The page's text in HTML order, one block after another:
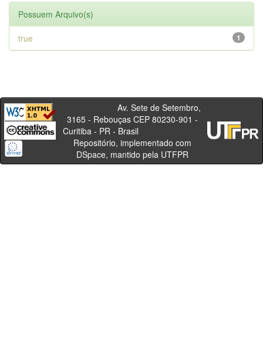
Possuem Arquivo(s)
1
true
Av. Sete de Setembro,
3165 - Rebouças CEP 80230-901 -
Curitiba - PR - Brasil
Repositório, implementado com
DSpace, mantido pela UTFPR